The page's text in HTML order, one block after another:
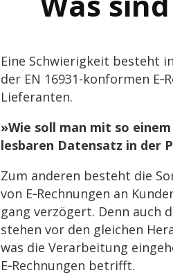
Eine Schwie­rig­keit besteht
der EN 16931-konfor­men
Lieferanten.
»Wie soll man mit so
les­ba­ren Daten­satz in der
Zum ande­ren besteht die
von E‑Rechnungen an
gang verzö­gert. Denn auch
stehen vor den glei­chen
was die Verar­bei­tung
E‑Rechnungen betrifft.